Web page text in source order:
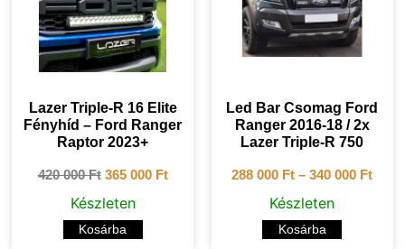
Lazer Triple-R 16 Elite
Fényhíd – Ford Ranger
Raptor 2023+
420 000Ft 365 000 Ft
Készleten
Kosárba
Led Bar Csomag Ford
Ranger 2016-18 / 2x
Lazer Triple-R 750
288 000 Ft –340 000 Ft
Készleten
Kosárba